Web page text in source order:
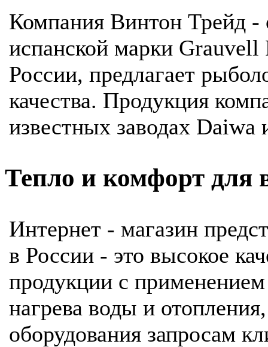
Компания Винтон Трейд -
испанской марки
России, предлагает
качества. Продукция
известных заводах
Тепло и комфорт для
Интернет - магазин
в России - это высокое
продукции с
нагрева воды и
оборудования запросам